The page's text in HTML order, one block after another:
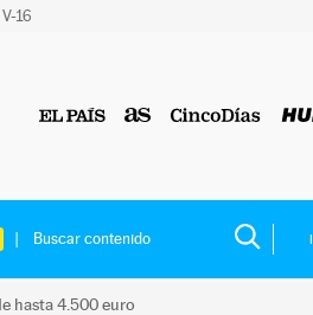
16
hasta 4.500 euro